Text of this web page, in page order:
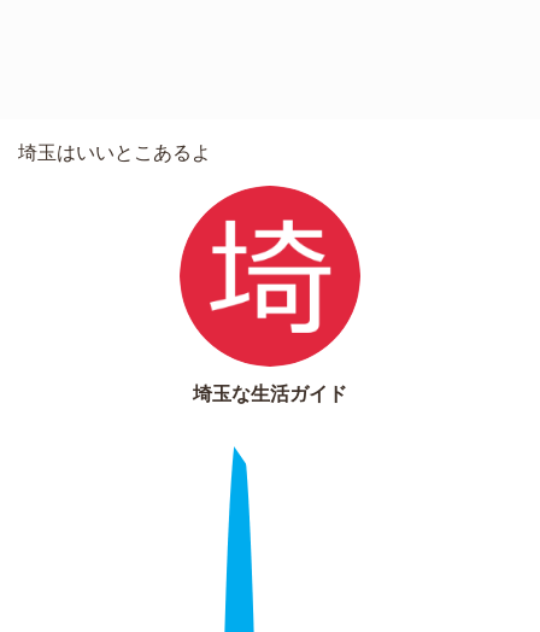
埼玉はいいとこあるよ
埼玉な生活ガイド